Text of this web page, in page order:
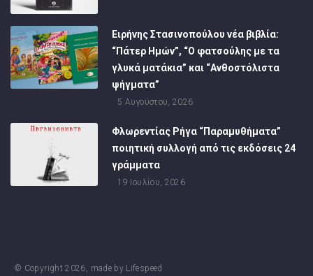
Ειρήνης Στασινοπούλου νέα βιβλία:
“Πάτερ Ημών”, “Ο φατσούλης με τα
γλυκά ματάκια” και “Ανθοστόλιστα
ψήγματα”
5 Αυγούστου, 2026
Φλωρεντίας Ρήγα “Παραμυθήματα”
ποιητική συλλογή από τις εκδόσεις 24
γράμματα
19 Ιουλίου, 2026
© Copyright2026, made by Lifespeed